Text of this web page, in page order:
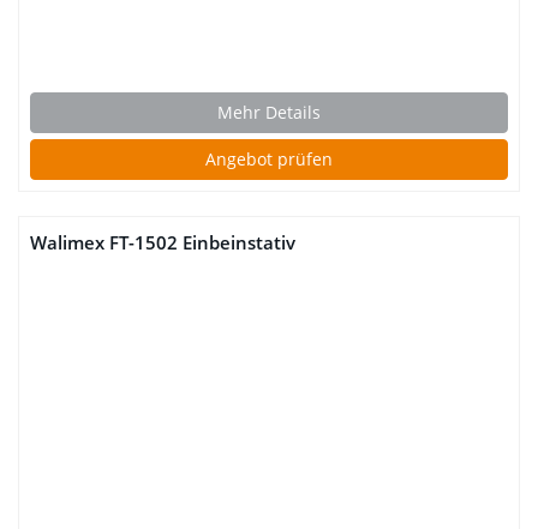
Mehr Details
Angebot prüfen
Walimex FT-1502 Einbeinstativ